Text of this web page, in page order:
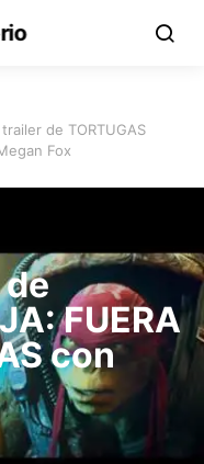
de TORTUGAS
Fox
FUERA
con